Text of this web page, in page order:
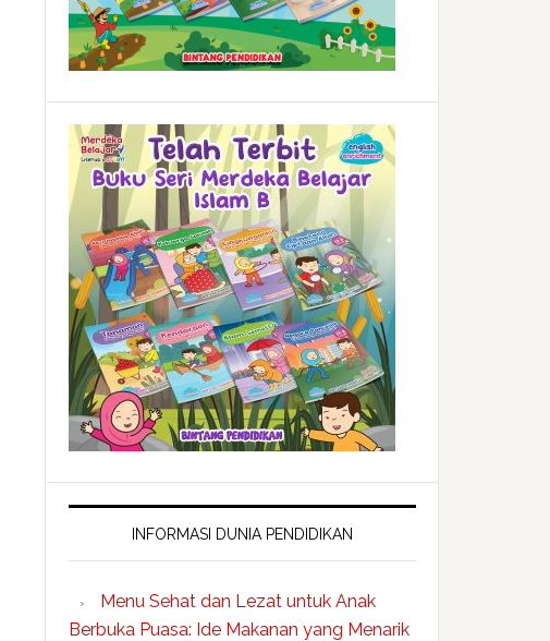
INFORMASI DUNIA PENDIDIKAN
Menu Sehat dan Lezat untuk Anak
Berbuka Puasa: Ide Makanan yang Menarik